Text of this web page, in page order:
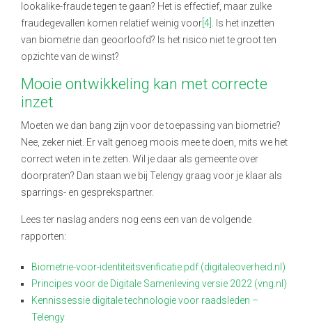
lookalike-fraude tegen te gaan? Het is effectief, maar zulke
fraudegevallen komen relatief weinig voor[4] . Is het inzetten
van biometrie dan geoorloofd? Is het risico niet te groot ten
opzichte van de winst?
Mooie ontwikkeling kan met correcte
inzet
Moeten we dan bang zijn voor de toepassing van biometrie?
Nee, zeker niet. Er valt genoeg moois mee te doen, mits we het
correct weten in te zetten. Wil je daar als gemeente over
doorpraten? Dan staan we bij Telengy graag voor je klaar als
sparrings- en gesprekspartner.
Lees ter naslag anders nog eens een van de volgende
rapporten:
Biometrie-voor-identiteitsverificatie.pdf (digitaleoverheid.nl)
Principes voor de Digitale Samenleving versie 2022 (vng.nl)
Kennissessie digitale technologie voor raadsleden –
Telengy